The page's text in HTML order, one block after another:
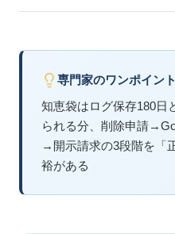
専門家のワンポイント
知恵袋はログ保存180日
られる分、削除申請
→開示請求の3段階を「
裕がある